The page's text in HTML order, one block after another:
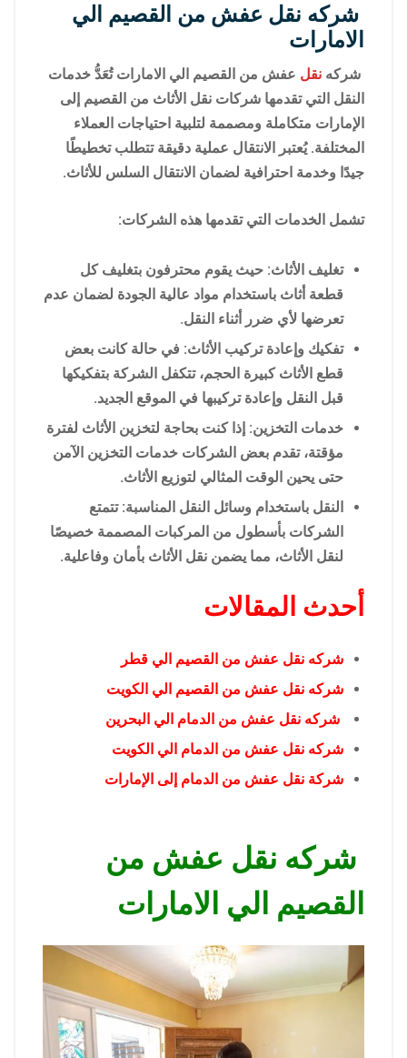
شركه نقل عفش من القصيم الي
الامارات
شركه نقل عفش من القصيم الي الاماراتتُعَدُّ خدمات
النقل التي تقدمها شركات نقل الأثاث من القصيم إلى
الإمارات متكاملة ومصممة لتلبية احتياجات العملاء
المختلفة. يُعتبر الانتقال عملية دقيقة تتطلب تخطيطًا
جيدًا وخدمة احترافية لضمان الانتقال السلس للأثاث.
تشمل الخدمات التي تقدمها هذه الشركات:
تغليف الأثاث: حيث يقوم محترفون بتغليف كل
قطعة أثاث باستخدام مواد عالية الجودة لضمان عدم
تعرضها لأي ضرر أثناء النقل.
تفكيك وإعادة تركيب الأثاث: في حالة كانت بعض
قطع الأثاث كبيرة الحجم، تتكفل الشركة بتفكيكها
قبل النقل وإعادة تركيبها في الموقع الجديد.
خدمات التخزين: إذا كنت بحاجة لتخزين الأثاث لفترة
مؤقتة، تقدم بعض الشركات خدمات التخزين الآمن
حتى يحين الوقت المثالي لتوزيع الأثاث.
النقل باستخدام وسائل النقل المناسبة: تتمتع
الشركات بأسطول من المركبات المصممة خصيصًا
لنقل الأثاث، مما يضمن نقل الأثاث بأمان وفاعلية.
أحدث المقالات
شركه نقل عفش من القصيم الي قطر
شركه نقل عفش من القصيم الي الكويت
شركه نقل عفش من الدمام الي البحرين
شركه نقل عفش من الدمام الي الكويت
شركة نقل عفش من الدمام إلى الإمارات
شركه نقل عفش من
القصيم الي الامارات